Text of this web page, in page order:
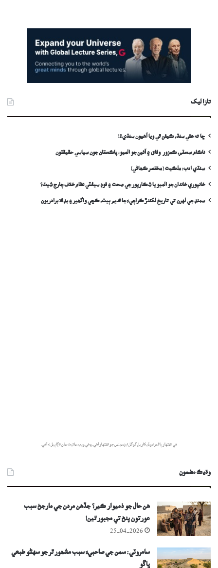
تازا ليک
ڇا ته هئي سنڌ، ڪيئن ٿي ويا آهيون سنڌي!!!
ناڪام سسٽم، ڪمزور وفاق ۽ آئين جو الميو: پاڪستان جون سياسي حقيقتون
سنڌي ادب: ملڪيت (مختصر ڪھاڻي)
خانپوري خاندان جو الميو يا شڪارپور جي صحت ۽ فوڊ سيفٽي نظام خلاف چارج شيٽ؟
سمنڊ جي لهرن تي تاريخ لکندڙ ڪراچيءَ جا قديم ٻيٽ، ڪڇي واگھير ۽ بڊالا برادريون
هي اشتهار پاڻمرادو ڏيکاريل گوگل ايڊسينس جو اشتهار آهي، ۽ هي ويب سائيٽ سان لاڳاپيل نه آهي.
وڌيڪ مضمون
ھن حال جو ذميوار ڪير؟ جڏھن مردن جي مارجڻ سبب
عورتون پنڻ تي مجبور ٿين!
25-04-2026
سامروٽي: سمن جي صاحبيءَ سبب مشھور ٿر جو سهڻو طبعي
ڀاڱو